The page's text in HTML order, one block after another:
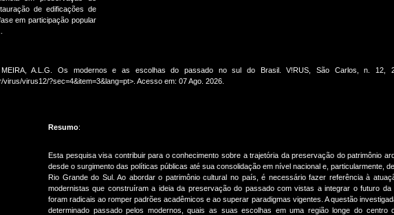
de edificações de
em participação popular
A.L.G. Os modernos e as escolhas do passado no sul do Brasil. V!RUS, São Carlos, n. 12,
virus12/?sec=4&item=3&lang=pt>. Acesso em: 07 Ago. 2026.
Resumo:
Esta pesquisa visa contribuir para o conhecimento sobre a trajetória da preservação do patrimônio
desde o surgimento das políticas públicas até sua consolidação em nível nacional e, particularmente,
Rio Grande do Sul. Ao abordar o patrimônio cultural no país, é necessário fazer referência à
modernistas que construíram a ideia da preservação do passado com vistas a integrar o futuro da
foram radicais ao romper padrões acadêmicos e ao superar paradigmas vigentes. A questão
determinado passado pelos modernos, quais as suas escolhas em uma região longe do centro